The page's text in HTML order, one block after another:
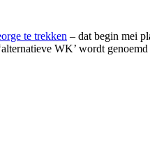
te trekken – dat begin mei
WK’ wordt